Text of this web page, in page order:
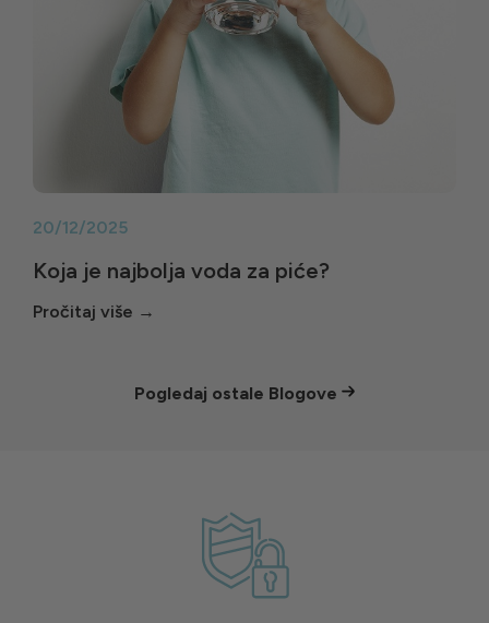
20/12/2025
Koja je najbolja voda za piće?
Pogledaj ostale Blogove